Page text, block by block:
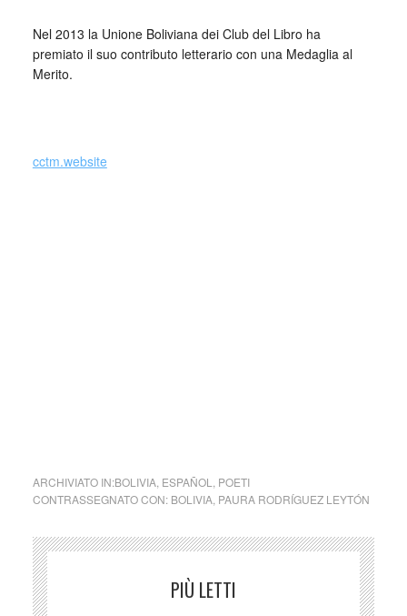
Nel 2013 la Unione Boliviana dei Club del Libro ha
premiato il suo contributo letterario con una Medaglia al
Merito.
cctm.website
ARCHIVIATO IN:BOLIVIA, ESPAÑOL
POETI
CONTRASSEGNATO CON: BOLIVIA, PAURA RODRÍGUEZ LEYTÓN
PIÙ LETTI